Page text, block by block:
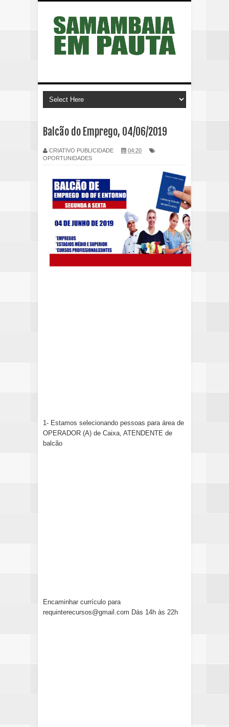
Balcão do Emprego, 04/06/2019
CRIATIVO PUBLICIDADE
04:20
OPORTUNIDADES
1- Estamos selecionando pessoas para área de
OPERADOR (A) de Caixa, ATENDENTE de
balcão
Encaminhar currículo para
requinterecursos@gmail.com Dás 14h às 22h